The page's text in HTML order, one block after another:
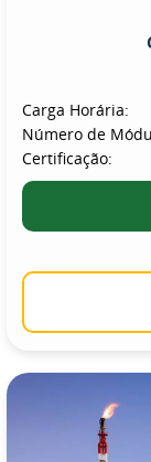
Carga Horária:
Número de
Certificação: